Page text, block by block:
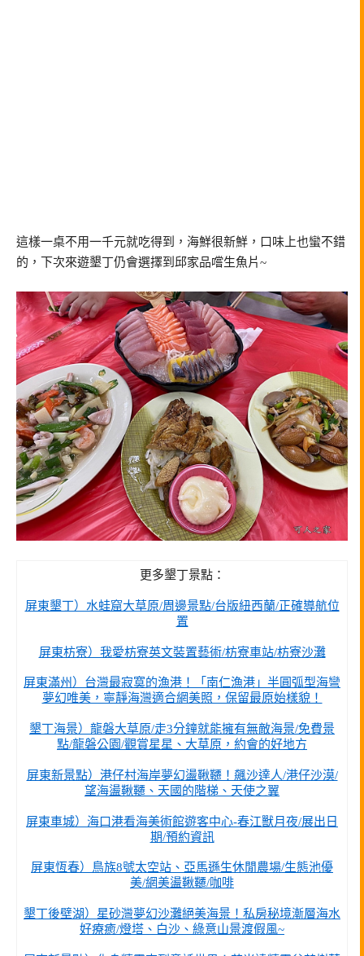
這樣一桌不用一千元就吃得到，海鮮很新鮮，口味上也蠻不錯
的，下次來遊墾丁仍會選擇到邱家品嚐生魚片~
更多墾丁景點：
屏東墾丁）水蛙窟大草原/周邊景點/台版紐西蘭/正確導航位
置
屏東枋寮）我愛枋寮英文裝置藝術/枋寮車站/枋寮沙灘
屏東滿州）台灣最寂寞的漁港！「南仁漁港」半圓弧型海彎
夢幻唯美，寧靜海灣適合網美照，保留最原始樣貌！
墾丁海景）龍磐大草原/走3分鐘就能擁有無敵海景/免費景
點/龍磐公園/觀賞星星、大草原，約會的好地方
屏東新景點）港仔村海岸夢幻盪鞦韆！飆沙達人/港仔沙漠/
望海盪鞦韆、天國的階梯、天使之翼
屏東車城）海口港看海美術館遊客中心-春江獸月夜/展出日
期/預約資訊
屏東恆春）鳥族8號太空站、亞馬遜生休閒農場/生態池優
美/網美盪鞦韆/咖啡
墾丁後壁湖）星砂灣夢幻沙灘絕美海景！私房秘境漸層海水
好療癒/燈塔、白沙、綠意山景渡假風~